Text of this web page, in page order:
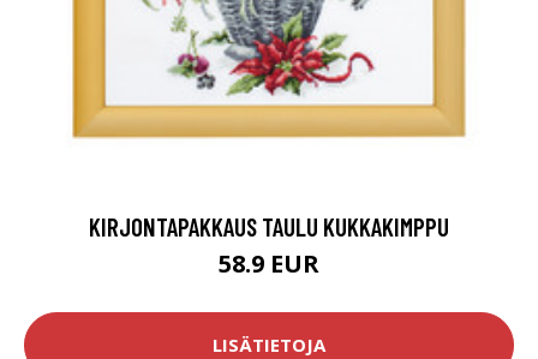
KIRJONTAPAKKAUS TAULU KUKKAKIMPPU
58.9 EUR
LISÄTIETOJA